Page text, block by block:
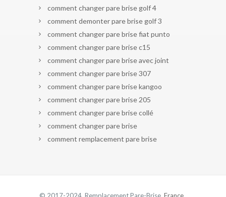
comment changer pare brise golf 4
comment demonter pare brise golf 3
comment changer pare brise fiat punto
comment changer pare brise c15
comment changer pare brise avec joint
comment changer pare brise 307
comment changer pare brise kangoo
comment changer pare brise 205
comment changer pare brise collé
comment changer pare brise
comment remplacement pare brise